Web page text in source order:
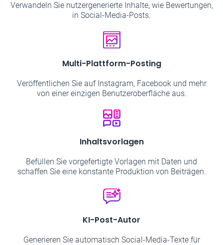
Verwandeln Sie nutzergenerierte Inhalte, wie Bewertungen,
in Social-Media-Posts.
Multi-Plattform-Posting
Veröffentlichen Sie auf Instagram, Facebook und mehr
von einer einzigen Benutzeroberfläche aus.
Inhaltsvorlagen
Befüllen Sie vorgefertigte Vorlagen mit Daten und
schaffen Sie eine konstante Produktion von Beiträgen.
KI-Post-Autor
Generieren Sie automatisch Social-Media-Texte für